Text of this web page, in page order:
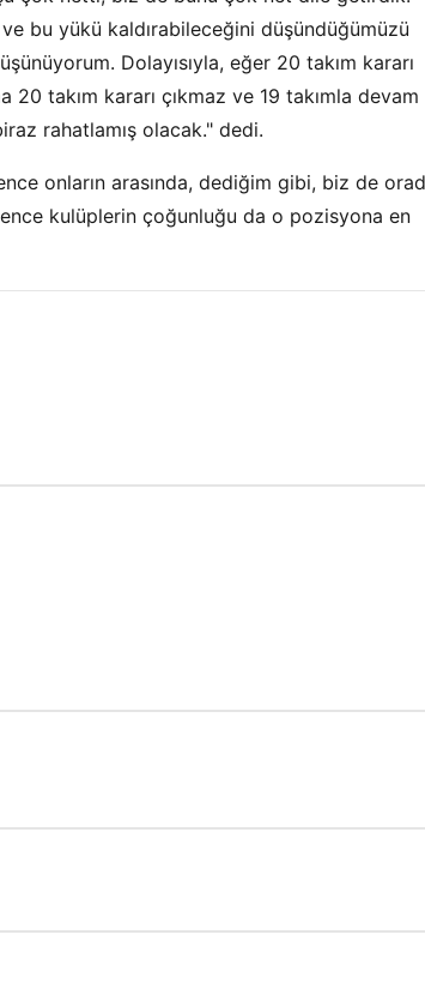
bu yükü kaldırabileceğini düşündüğümüzü
Dolayısıyla, eğer 20 takım kararı
20 takım kararı çıkmaz ve 19 takımla devam
rahatlamış olacak." dedi.
onların arasında, dediğim gibi, biz de
kulüplerin çoğunluğu da o pozisyona en